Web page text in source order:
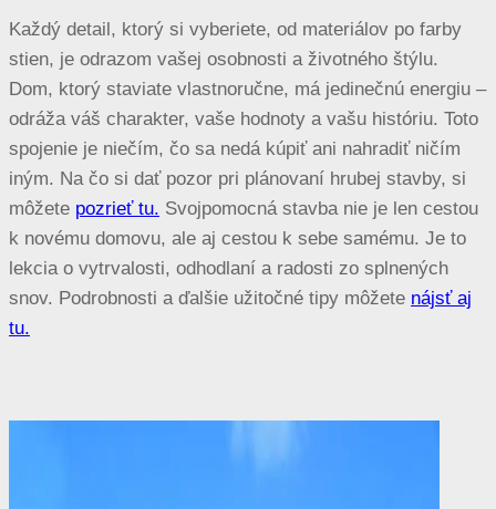
Každý detail, ktorý si vyberiete, od materiálov po farby
stien, je odrazom vašej osobnosti a životného štýlu.
Dom, ktorý staviate vlastnoručne, má jedinečnú energiu –
odráža váš charakter, vaše hodnoty a vašu históriu. Toto
spojenie je niečím, čo sa nedá kúpiť ani nahradiť ničím
iným. Na čo si dať pozor pri plánovaní hrubej stavby, si
môžete pozrieť tu. Svojpomocná stavba nie je len cestou
k novému domovu, ale aj cestou k sebe samému. Je to
lekcia o vytrvalosti, odhodlaní a radosti zo splnených
snov. Podrobnosti a ďalšie užitočné tipy môžete nájsť aj
tu.